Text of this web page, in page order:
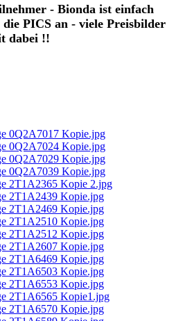
- Bionda ist einfach
PICS an - viele Preisbilder
dabei !!